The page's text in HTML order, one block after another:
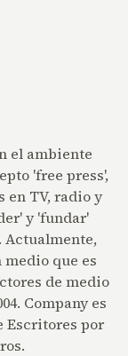
el ambiente
'free press',
en TV, radio y
y 'fundar'
Actualmente,
que es
de medio
Company es
Escritores por